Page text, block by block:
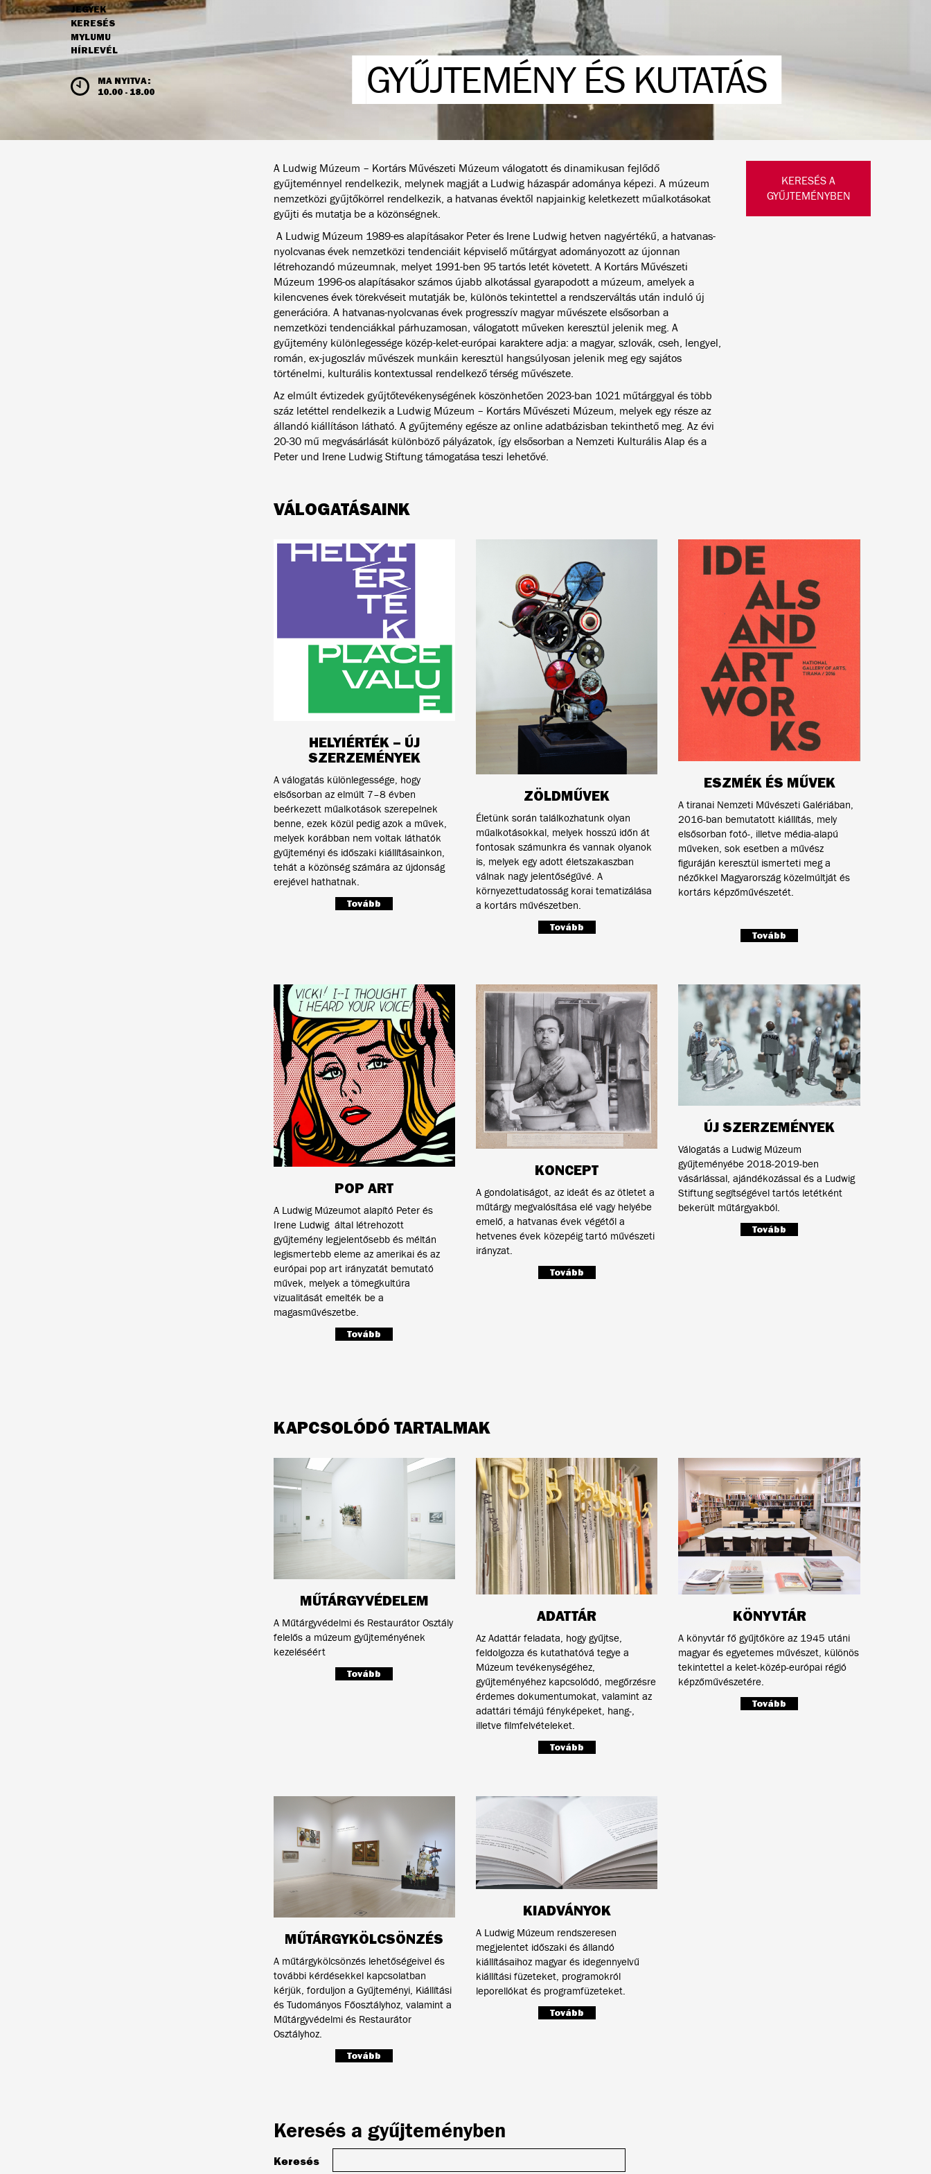
NAVIGÁCIÓ
JEGYEK
KERESÉS
MYLUMU
HÍRLEVÉL
MA NYITVA:
10.00 - 18.00
NYITVATARTÁS ÉS JEGYÁRAK GYŰJTEMÉNY ÉS KUTATÁS
KERESÉS A
GYŰJTEMÉNYBEN
A Ludwig Múzeum – Kortárs Művészeti Múzeum válogatott és dinamikusan fejlődő
gyűjteménnyel rendelkezik, melynek magját a Ludwig házaspár adománya képezi. A múzeum
nemzetközi gyűjtőkörrel rendelkezik, a hatvanas évektől napjainkig keletkezett műalkotásokat
gyűjti és mutatja be a közönségnek.
A Ludwig Múzeum 1989-es alapításakor Peter és Irene Ludwig hetven nagyértékű, a hatvanas-
nyolcvanas évek nemzetközi tendenciáit képviselő műtárgyat adományozott az újonnan
létrehozandó múzeumnak, melyet 1991-ben 95 tartós letét követett. A Kortárs Művészeti
Múzeum 1996-os alapításakor számos újabb alkotással gyarapodott a múzeum, amelyek a
kilencvenes évek törekvéseit mutatják be, különös tekintettel a rendszerváltás után induló új
generációra. A hatvanas-nyolcvanas évek progresszív magyar művészete elsősorban a
nemzetközi tendenciákkal párhuzamosan, válogatott műveken keresztül jelenik meg. A
gyűjtemény különlegessége közép-kelet-európai karaktere adja: a magyar, szlovák, cseh, lengyel,
román, ex-jugoszláv művészek munkáin keresztül hangsúlyosan jelenik meg egy sajátos
történelmi, kulturális kontextussal rendelkező térség művészete.
Az elmúlt évtizedek gyűjtőtevékenységének köszönhetően 2023-ban 1021 műtárggyal és több
száz letéttel rendelkezik a Ludwig Múzeum – Kortárs Művészeti Múzeum, melyek egy része az
állandó kiállításon látható. A gyűjtemény egésze az online adatbázisban tekinthető meg. Az évi
20-30 mű megvásárlását különböző pályázatok, így elsősorban a Nemzeti Kulturális Alap és a
Peter und Irene Ludwig Stiftung támogatása teszi lehetővé.
VÁLOGATÁSAINK
HELYIÉRTÉK – ÚJ
SZERZEMÉNYEK
A válogatás különlegessége, hogy
elsősorban az elmúlt 7–8 évben
beérkezett műalkotások szerepelnek
benne, ezek közül pedig azok a művek,
melyek korábban nem voltak láthatók
gyűjteményi és időszaki kiállításainkon,
tehát a közönség számára az újdonság
erejével hathatnak.
Tovább
ZÖLDMŰVEK
Életünk során találkozhatunk olyan
műalkotásokkal, melyek hosszú időn át
fontosak számunkra és vannak olyanok
is, melyek egy adott életszakaszban
válnak nagy jelentőségűvé. A
környezettudatosság korai tematizálása
a kortárs művészetben.
Tovább
ESZMÉK ÉS MŰVEK
A tiranai Nemzeti Művészeti Galériában,
2016-ban bemutatott kiállítás, mely
elsősorban fotó-, illetve média-alapú
műveken, sok esetben a művész
figuráján keresztül ismerteti meg a
nézőkkel Magyarország közelmúltját és
kortárs képzőművészetét.
Tovább
POP ART
A Ludwig Múzeumot alapító Peter és
Irene Ludwig által létrehozott
gyűjtemény legjelentősebb és méltán
legismertebb eleme az amerikai és az
európai pop art irányzatát bemutató
művek, melyek a tömegkultúra
vizualitását emelték be a
magasművészetbe.
Tovább
KONCEPT
A gondolatiságot, az ideát és az ötletet a
műtárgy megvalósítása elé vagy helyébe
emelő, a hatvanas évek végétől a
hetvenes évek közepéig tartó művészeti
irányzat.
Tovább
ÚJ SZERZEMÉNYEK
Válogatás a Ludwig Múzeum
gyűjteményébe 2018-2019-ben
vásárlással, ajándékozással és a Ludwig
Stiftung segítségével tartós letétként
bekerült műtárgyakból.
Tovább
KAPCSOLÓDÓ TARTALMAK
MŰTÁRGYVÉDELEM
A Műtárgyvédelmi és Restaurátor Osztály
felelős a múzeum gyűjteményének
kezeléséért
Tovább
ADATTÁR
Az Adattár feladata, hogy gyűjtse,
feldolgozza és kutathatóvá tegye a
Múzeum tevékenységéhez,
gyűjteményéhez kapcsolódó, megőrzésre
érdemes dokumentumokat, valamint az
adattári témájú fényképeket, hang-,
illetve filmfelvételeket.
Tovább
KÖNYVTÁR
A könyvtár fő gyűjtőköre az 1945 utáni
magyar és egyetemes művészet, különös
tekintettel a kelet-közép-európai régió
képzőművészetére.
Tovább
MŰTÁRGYKÖLCSÖNZÉS
A műtárgykölcsönzés lehetőségeivel és
további kérdésekkel kapcsolatban
kérjük, forduljon a Gyűjteményi, Kiállítási
és Tudományos Főosztályhoz, valamint a
Műtárgyvédelmi és Restaurátor
Osztályhoz.
Tovább
KIADVÁNYOK
A Ludwig Múzeum rendszeresen
megjelentet időszaki és állandó
kiállításaihoz magyar és idegennyelvű
kiállítási füzeteket, programokról
leporellókat és programfüzeteket.
Tovább
Keresés a gyűjteményben
Keresés